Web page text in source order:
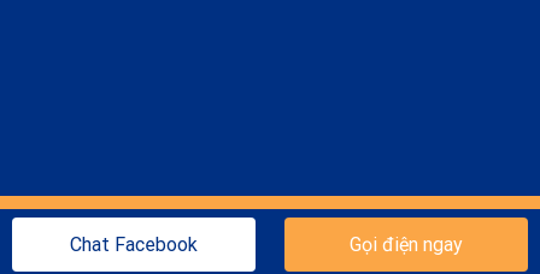
All Site Contents © Copyright rongphuongnamedu All Rights
Chat Facebook Gọi điện ngay